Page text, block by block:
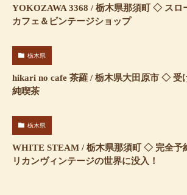
YOKOZAWA 3368 / 栃木県那須町 ◇ スロ
カフェ＆ビンテージショップ
栃木県
hikari no cafe 茶羅 / 栃木県大田原市 ◇ 受
純喫茶
栃木県
WHITE STEAM / 栃木県那須町 ◇ 完全予
リカンヴィンテージの世界に没入！